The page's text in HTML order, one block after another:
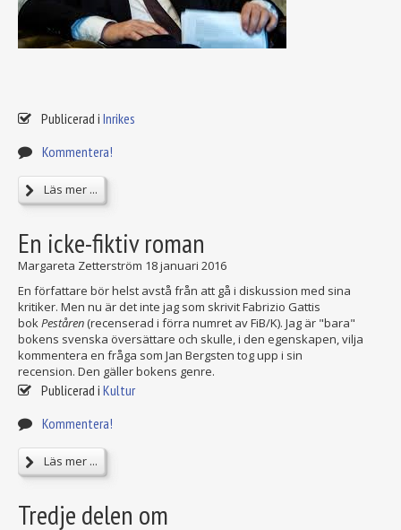
Publicerad i Inrikes
Kommentera!
Läs mer ...
En icke-fiktiv roman
Margareta Zetterström 18 januari 2016
En författare bör helst avstå från att gå i diskussion med sina
kritiker. Men nu är det inte jag som skrivit Fabrizio Gattis
bokPeståren (recenserad i förra numret av FiB/K). Jag är "bara"
bokens svenska översättare och skulle, i den egenskapen, vilja
kommentera en fråga som Jan Bergsten tog upp i sin
recension. Den gäller bokens genre.
Publicerad i Kultur
Kommentera!
Läs mer ...
Tredje delen om